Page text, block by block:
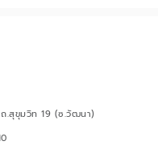
.สุขุมวิท 19 (ซ.วัฒนา)